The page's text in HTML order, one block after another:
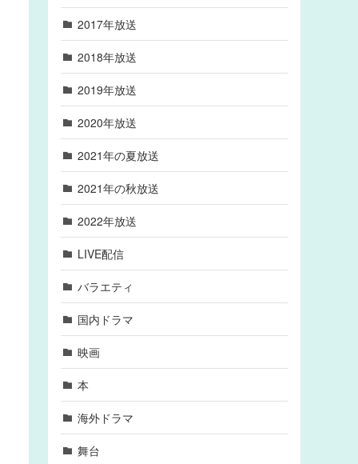
2017年放送
2018年放送
2019年放送
2020年放送
2021年の夏放送
2021年の秋放送
2022年放送
LIVE配信
バラエティ
国内ドラマ
映画
本
海外ドラマ
舞台